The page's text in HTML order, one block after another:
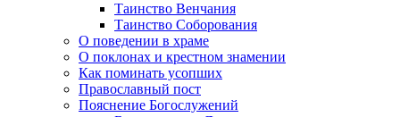
Таинство Венчания
Таинство Соборования
О поведении в храме
О поклонах и крестном знамении
Как поминать усопших
Православный пост
Пояснение Богослужений